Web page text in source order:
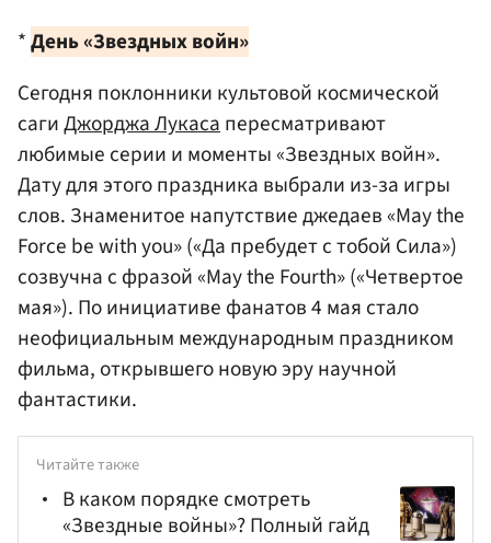
*День «Звездных войн»
Сегодня поклонники культовой космической
сагиДжорджа Лукасапересматривают
любимые серии и моменты «Звездных войн».
Дату для этого праздника выбрали из-за игры
слов. Знаменитое напутствие джедаев «May the
Force be with you» («Да пребудет с тобой Сила»)
созвучна с фразой «May the Fourth» («Четвертое
мая»). По инициативе фанатов 4 мая стало
неофициальным международным праздником
фильма, открывшего новую эру научной
фантастики.
Читайте также
В каком порядке смотреть
«Звездные войны»? Полный гайд